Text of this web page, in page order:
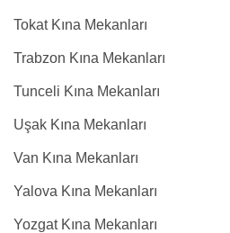
Tokat Kına Mekanları
Trabzon Kına Mekanları
Tunceli Kına Mekanları
Uşak Kına Mekanları
Van Kına Mekanları
Yalova Kına Mekanları
Yozgat Kına Mekanları